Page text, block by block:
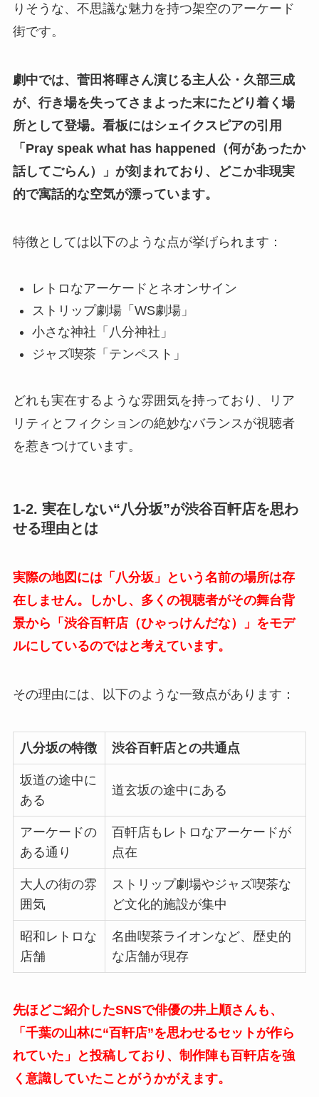
りそうな、不思議な魅力を持つ架空のアーケード
街です。
劇中では、菅田将暉さん演じる主人公・久部三成
が、行き場を失ってさまよった末にたどり着く場
所として登場。看板にはシェイクスピアの引用
「Pray speak what has happened（何があったか
話してごらん）」が刻まれており、どこか非現実
的で寓話的な空気が漂っています。
特徴としては以下のような点が挙げられます：
レトロなアーケードとネオンサイン
ストリップ劇場「WS劇場」
小さな神社「八分神社」
ジャズ喫茶「テンペスト」
どれも実在するような雰囲気を持っており、リア
リティとフィクションの絶妙なバランスが視聴者
を惹きつけています。
1-2. 実在しない“八分坂”が渋谷百軒店を思わ
せる理由とは
実際の地図には「八分坂」という名前の場所は存
在しません。しかし、多くの視聴者がその舞台背
景から「渋谷百軒店（ひゃっけんだな）」をモデ
ルにしているのではと考えています。
その理由には、以下のような一致点があります：
八分坂の特徴 渋谷百軒店との共通点
坂道の途中に
ある
道玄坂の途中にある
アーケードの
ある通り
百軒店もレトロなアーケードが
点在
大人の街の雰
囲気
ストリップ劇場やジャズ喫茶な
ど文化的施設が集中
昭和レトロな
店舗
名曲喫茶ライオンなど、歴史的
な店舗が現存
先ほどご紹介したSNSで俳優の井上順さんも、
「千葉の山林に“百軒店”を思わせるセットが作ら
れていた」と投稿しており、制作陣も百軒店を強
く意識していたことがうかがえます。